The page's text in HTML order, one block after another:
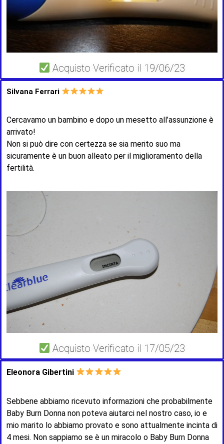
Acquisto Verificato il 19/06/23
Silvana Ferrari
Cercavamo un bambino e dopo un mesetto all’assunzione è
arrivato!
Non si può dire con certezza se sia merito suo ma
sicuramente è un buon alleato per il miglioramento della
fertilità.
Acquisto Verificato il 17/05/23
Eleonora Gibertini
Sebbene abbiamo ricevuto informazioni che probabilmente
Baby Burn Donna non poteva aiutarci nel nostro caso, io e
mio marito lo abbiamo provato e sono attualmente incinta di
4 mesi. Non sappiamo se è un miracolo o Baby Burn Donna